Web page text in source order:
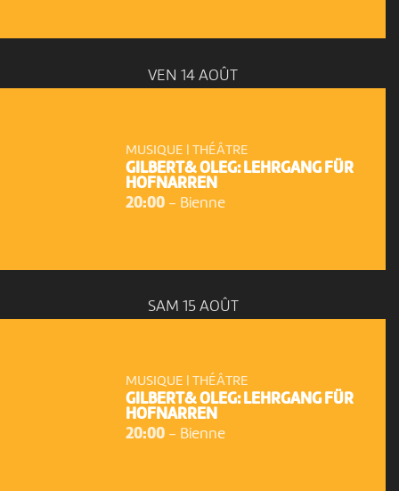
VEN 14 AOÛT
MUSIQUE | THÉÂTRE
GILBERT& OLEG: LEHRGANG FÜR
HOFNARREN
20:00- Bienne
SAM 15 AOÛT
MUSIQUE | THÉÂTRE
GILBERT& OLEG: LEHRGANG FÜR
HOFNARREN
20:00- Bienne